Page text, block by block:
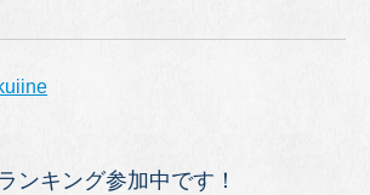
ンキング参加中です！